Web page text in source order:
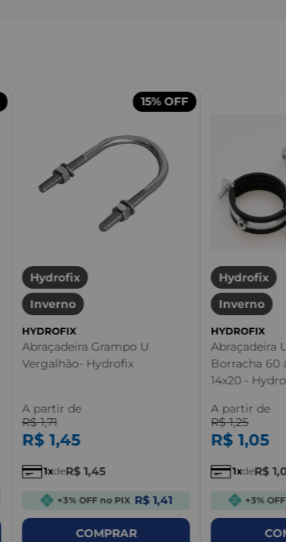
15%OFF
Hydrofix
Inverno
HYDROFIX
Abraçadeira Grampo U
Vergalhão- Hydrofix
A partir de
R$ 1,71
R$ 1,45
1 deR$ 1,45
+3% OFF no PIX R$ 1,41
COMPRAR
Hydrofix
Inverno
HYDROFIX
Abraçadeira
Borracha 60
14x20 -
A partir de
R$ 1,25
R$ 1,05
1 deR$ 1,
+3%